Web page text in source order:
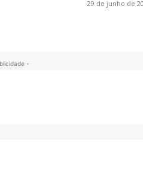
29 de junho de
-